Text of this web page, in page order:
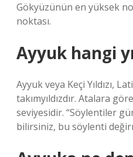
Gökyüzünün en yüksek
noktası.
Ayyuk hangi
Ayyuk veya Keçi Yıldızı,
takımyıldızdır. Atalara
seviyesidir. “Söylentiler
bilirsiniz, bu söylenti